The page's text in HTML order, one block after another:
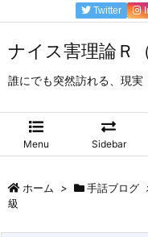
ナイス害理論Ｒ
誰にでも突然訪れる、現実
Menu Sidebar
Twitter
ホーム > 手話ブログ
級